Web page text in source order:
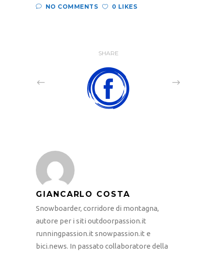
NO COMMENTS 0 LIKES
SHARE
GIANCARLO COSTA
Snowboarder, corridore di montagna,
autore per i siti outdoorpassion.it
runningpassion.it snowpassion.it e
bici.news. In passato collaboratore della